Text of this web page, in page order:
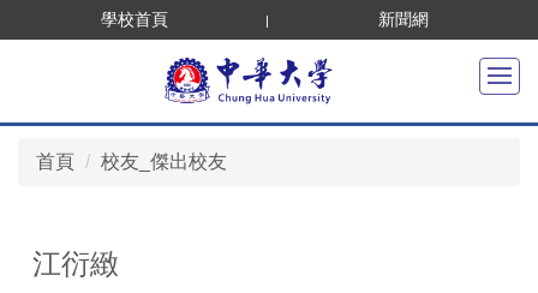
學校首頁 新聞網
首頁 校友_傑出校友
江衍緻